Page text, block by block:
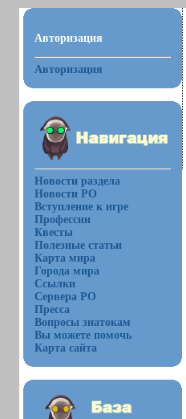
Авторизация
Авторизация
Новости раздела
Новости РО
Вступление к игре
Профессии
Квесты
Полезные статьи
Карта мира
Города мира
Ссылки
Сервера РО
Пресса
Вопросы знатокам
Вы можете помочь
Карта сайта